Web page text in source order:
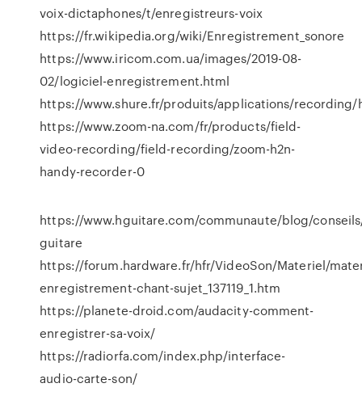
voix-dictaphones/t/enregistreurs-voix
https://fr.wikipedia.org/wiki/Enregistrement_sonore
https://www.iricom.com.ua/images/2019-08-
02/logiciel-enregistrement.html
https://www.shure.fr/produits/applications/recording/
https://www.zoom-na.com/fr/products/field-
video-recording/field-recording/zoom-h2n-
handy-recorder-0
https://www.hguitare.com/communaute/blog/
guitare
https://forum.hardware.fr/hfr/VideoSon/Materiel/
enregistrement-chant-sujet_137119_1.htm
https://planete-droid.com/audacity-comment-
enregistrer-sa-voix/
https://radiorfa.com/index.php/interface-
audio-carte-son/